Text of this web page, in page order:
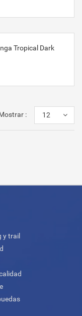
precio
es:
$22.990.
Tropical Dark
precio
$22.990.
: 12
y trail